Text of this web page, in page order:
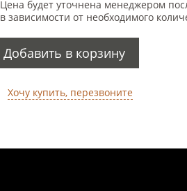
Цена будет уточнена менеджером
в зависимости от необходимого
Добавить в корзину
Хочу купить, перезвоните